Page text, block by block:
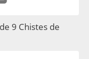
9 Chistes de